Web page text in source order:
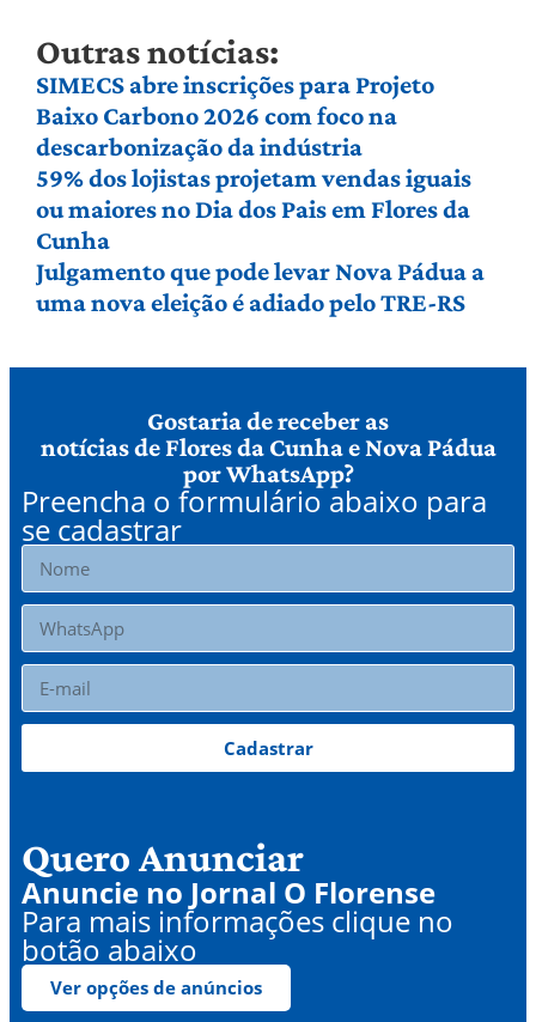
Outras notícias:
SIMECS abre inscrições para Projeto
Baixo Carbono 2026 com foco na
descarbonização da indústria
59% dos lojistas projetam vendas iguais
ou maiores no Dia dos Pais em Flores da
Cunha
Julgamento que pode levar Nova Pádua a
uma nova eleição é adiado pelo TRE-RS
Gostaria de receber as
notícias de Flores da Cunha e Nova Pádua
por WhatsApp?
Preencha o formulário abaixo para
se cadastrar
Cadastrar
Quero Anunciar
Anuncie no Jornal O Florense
Para mais informações clique no
botão abaixo
Ver opções de anúncios